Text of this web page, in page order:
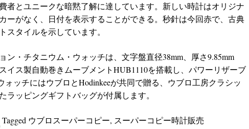
者とユニークな暗黙了解に達しています。新しい時計はオリジナ
ーがなく、日付を表示することができる。秒針は今回赤で、古典
スタイルを示しています。
ン・チタニウム・ウォッチは、文字盤直径38mm、厚さ9.85mm
イス製自動巻きムーブメントHUB1110を搭載し、パワーリザーブ
ォッチにはウブロとHodinkeeが共同で贈る、ウブロ工房クラシッ
ラッピングギフトバッグが付属します。
Tagged ウブロスーパーコピー, スーパーコピー時計販売